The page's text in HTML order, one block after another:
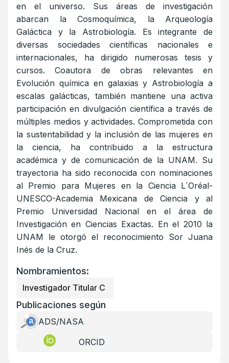
en el universo. Sus áreas de investigación
abarcan la Cosmoquímica, la Arqueología
Galáctica y la Astrobiología. Es integrante de
diversas sociedades científicas nacionales e
internacionales, ha dirigido numerosas tesis y
cursos. Coautora de obras relevantes en
Evolución química en galaxias y Astrobiología a
escalas galácticas, también mantiene una activa
participación en divulgación científica a través de
múltiples medios y actividades. Comprometida con
la sustentabilidad y la inclusión de las mujeres en
la ciencia, ha contribuido a la estructura
académica y de comunicación de la UNAM. Su
trayectoria ha sido reconocida con nominaciones
al Premio para Mujeres en la Ciencia L´Oréal-
UNESCO-Academia Mexicana de Ciencia y al
Premio Universidad Nacional en el área de
Investigación en Ciencias Exactas. En el 2010 la
UNAM le otorgó el reconocimiento Sor Juana
Inés de la Cruz.
Nombramientos:
Investigador Titular C
Publicaciones según
ADS/NASA
ORCID